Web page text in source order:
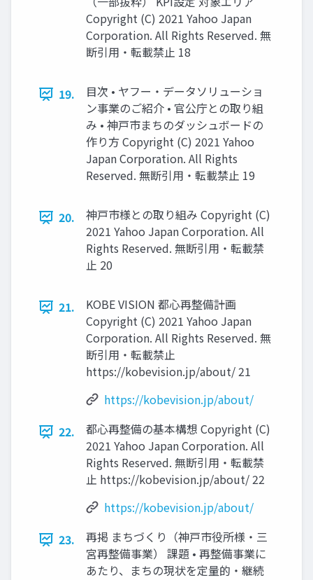
Copyright (C) 2021 Yahoo Japan
Corporation. All Rights Reserved. 無
断引用・転載禁止 18
19.
⽬次 • ヤフー・データソリューショ
ン事業のご紹介 • 官公庁との取り組
み • 神⼾市まちのダッシュボードの
作り⽅ Copyright (C) 2021 Yahoo
Japan Corporation. All Rights
Reserved. 無断引用・転載禁止 19
20.
神⼾市様との取り組み Copyright (C)
2021 Yahoo Japan Corporation. All
Rights Reserved. 無断引用・転載禁
止 20
21.
KOBE VISION 都⼼再整備計画
Copyright (C) 2021 Yahoo Japan
Corporation. All Rights Reserved. 無
断引用・転載禁止
https://kobevision.jp/about/ 21
https://kobevision.jp/about/
22.
都⼼再整備の基本構想 Copyright (C)
2021 Yahoo Japan Corporation. All
Rights Reserved. 無断引用・転載禁
止 https://kobevision.jp/about/ 22
https://kobevision.jp/about/
23.
再掲 まちづくり（神⼾市役所様・三
宮再整備事業） 課題 • 再整備事業に
あたり、まちの現状を定量的・継続